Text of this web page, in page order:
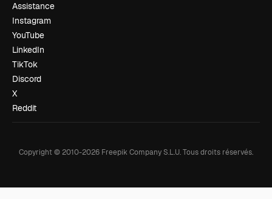
Assistance
Instagram
YouTube
LinkedIn
TikTok
Discord
X
Reddit
Copyright © 2010-2026 Freepik Company S.L.U.Tous droits réservés.